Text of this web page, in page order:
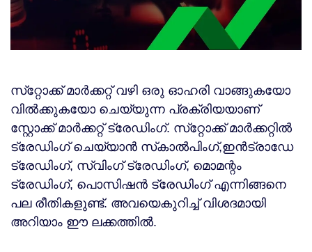
സ്‌റ്റോക്ക് മാര്‍ക്കറ്റ് വഴി ഒരു ഓഹരി വാങ്ങുകയോ
വില്‍ക്കുകയോ ചെയ്യുന്ന പ്രക്രിയയാണ്
സ്റ്റോക്ക് മാര്‍ക്കറ്റ് ട്രേഡിംഗ്. സ്‌റ്റോക്ക് മാര്‍ക്കറ്റില്‍
ട്രേഡിംഗ് ചെയ്യാന്‍ സ്‌കാല്‍പിംഗ്,ഇന്‍ട്രാഡേ
ട്രേഡിംഗ്, സ്വിംഗ് ട്രേഡിംഗ്, മൊമന്റം
ട്രേഡിംഗ്, പൊസിഷന്‍ ട്രേഡിംഗ് എന്നിങ്ങനെ
പല രീതികളുണ്ട്. അവയെകുറിച്ച് വിശദമായി
അറിയാം ഈ ലക്കത്തില്‍.